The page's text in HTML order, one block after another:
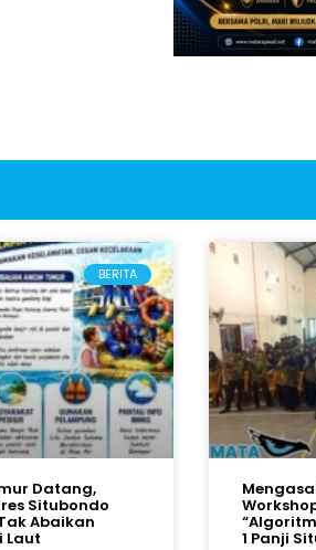
BERITA
Datang,
Situbondo
Abaikan
Laut 1 Panji